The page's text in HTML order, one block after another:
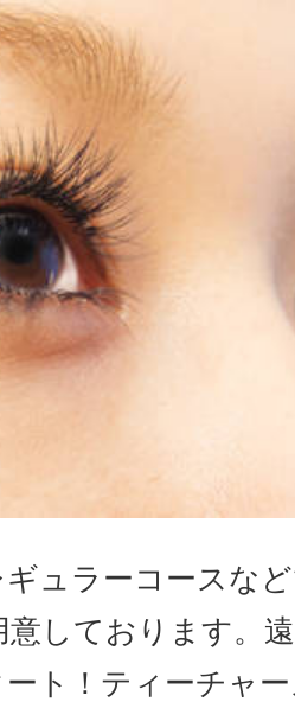
ギュラーコースな
しております。
ト！ティーチャ